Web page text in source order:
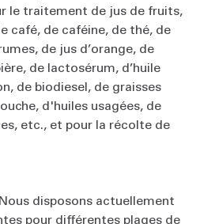
le traitement de jus de fruits,
café, de caféine, de thé, de
de jus d’orange, de
de lactosérum, d’huile
de biodiesel, de graisses
d'huiles usagées, de
etc., et pour la récolte de
disposons actuellement
pour différentes plages de